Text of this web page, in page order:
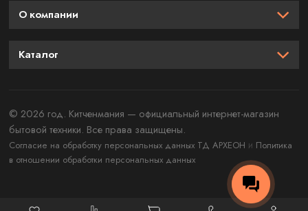
О компании
Каталог
© 2026 год. Китченмания — официальный интернет-магазин
бытовой техники. Все права защищены.
Согласие на обработку персональных данных ТД АРХЕОН и Политика
в отношении обработки персональных данных